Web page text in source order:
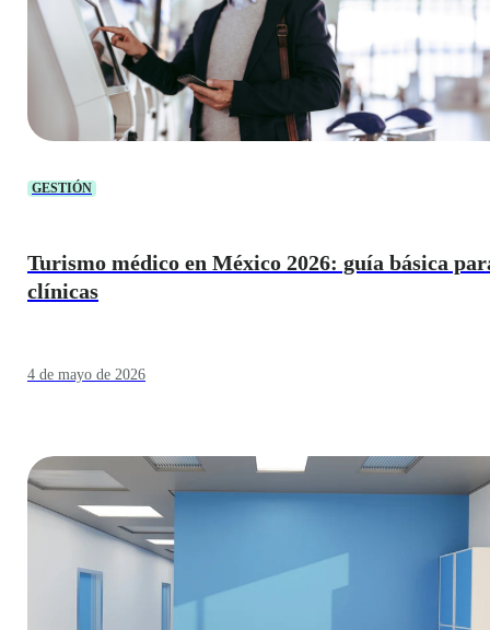
GESTIÓN
Turismo médico en México 2026: guía básica
clínicas
4 de mayo de 2026